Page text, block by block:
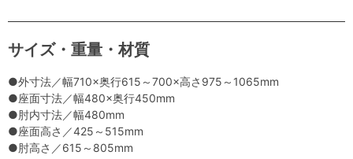
サイズ・重量・材質
●外寸法／幅710×奥行615～700×高さ975～1065mm
●座面寸法／幅480×奥行450mm
●肘内寸法／幅480mm
●座面高さ／425～515mm
●肘高さ／615～805mm